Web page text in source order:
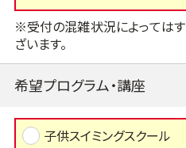
※受付の混雑状況によっては
ざいます。
希望プログラム・講座
子供スイミングスクール